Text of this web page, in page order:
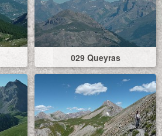
029 Queyras